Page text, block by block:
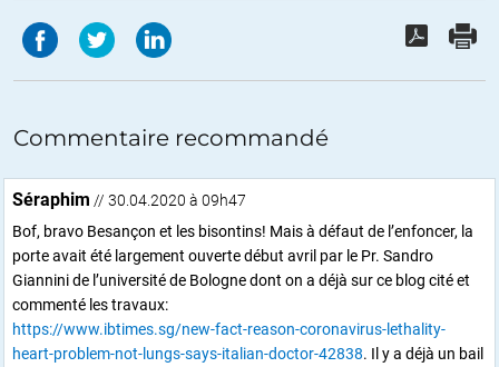
Commentaire recommandé
Séraphim // 30.04.2020 à 09h47
Bof, bravo Besançon et les bisontins! Mais à défaut de l’enfoncer, la
porte avait été largement ouverte début avril par le Pr. Sandro
Giannini de l’université de Bologne dont on a déjà sur ce blog cité et
commenté les travaux:
https://www.ibtimes.sg/new-fact-reason-coronavirus-lethality-
heart-problem-not-lungs-says-italian-doctor-42838. Il y a déjà un bail